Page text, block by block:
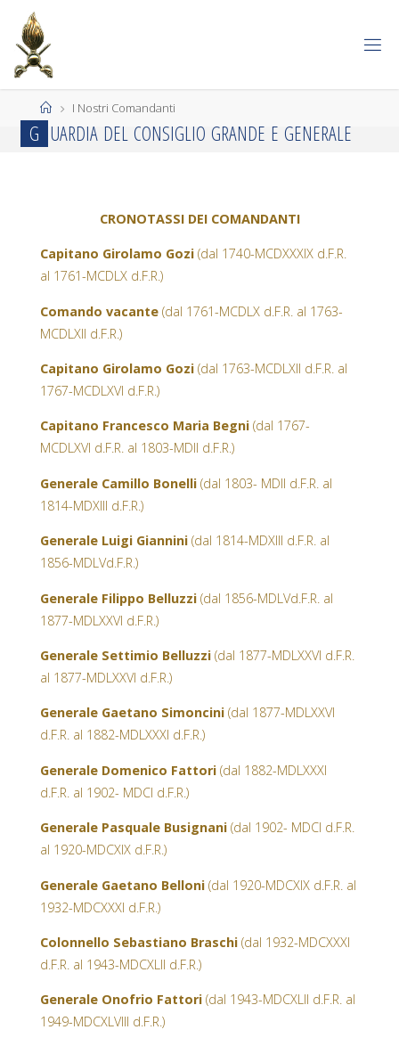
contenuto
G UARDIA DEL CONSIGLIO GRANDE E GENERALE
HomeI Nostri Comandanti
CRONOTASSI DEI COMANDANTI
Capitano Girolamo Gozi(dal 1740-MCDXXXIX d.F.R.
al 1761-MCDLX d.F.R.)
Comando vacante(dal 1761-MCDLX d.F.R. al 1763-
MCDLXII d.F.R.)
Capitano Girolamo Gozi(dal 1763-MCDLXII d.F.R. al
1767-MCDLXVI d.F.R.)
Capitano Francesco Maria Begni(dal 1767-
MCDLXVI d.F.R. al 1803-MDII d.F.R.)
Generale Camillo Bonelli(dal 1803- MDII d.F.R. al
1814-MDXIII d.F.R.)
Generale Luigi Giannini(dal 1814-MDXIII d.F.R. al
1856-MDLVd.F.R.)
Generale Filippo Belluzzi(dal 1856-MDLVd.F.R. al
1877-MDLXXVI d.F.R.)
Generale Settimio Belluzzi(dal 1877-MDLXXVI d.F.R.
al 1877-MDLXXVI d.F.R.)
Generale Gaetano Simoncini (dal 1877-MDLXXVI
d.F.R. al 1882-MDLXXXI d.F.R.)
Generale Domenico Fattori (dal 1882-MDLXXXI
d.F.R. al 1902- MDCI d.F.R.)
Generale Pasquale Busignani(dal 1902- MDCI d.F.R.
al 1920-MDCXIX d.F.R.)
Generale Gaetano Belloni (dal 1920-MDCXIX d.F.R. al
1932-MDCXXXI d.F.R.)
Colonnello Sebastiano Braschi(dal 1932-MDCXXXI
d.F.R. al 1943-MDCXLII d.F.R.)
Generale Onofrio Fattori (dal 1943-MDCXLII d.F.R. al
1949-MDCXLVIII d.F.R.)